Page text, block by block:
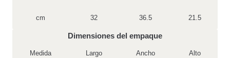
cm 32 36.5 21.5
Dimensiones del empaque
Medida Largo Ancho Alto